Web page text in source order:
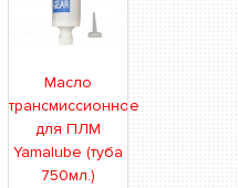
Масло
трансмиссионное
для ПЛМ
Yamalube (туба
750мл.)